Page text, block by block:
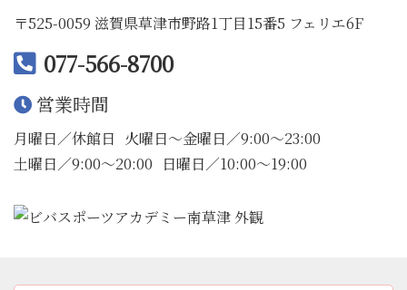
〒525-0059 滋賀県草津市野路1丁目15番5 フェリエ6F
077-566-8700
営業時間
月曜日／休館日 火曜日〜金曜日／9:00〜23:00
土曜日／9:00〜20:00
日曜日／10:00〜19:00